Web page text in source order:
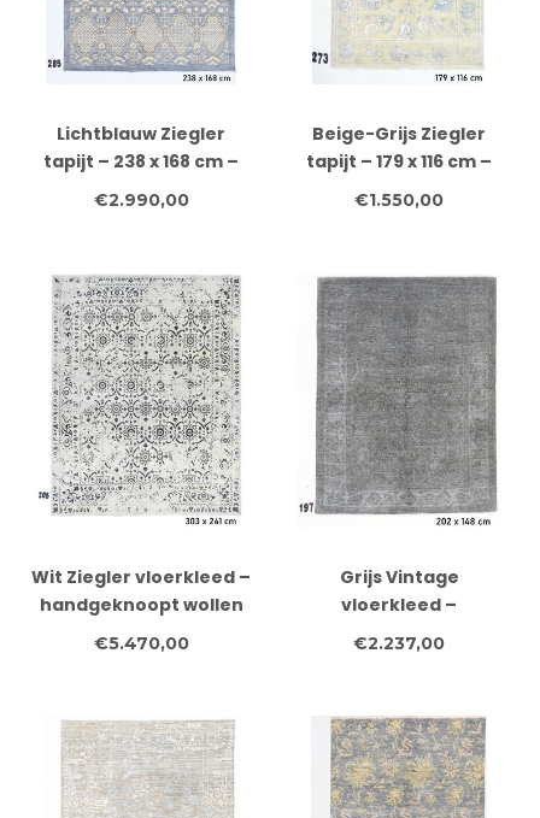
Lichtblauw Ziegler
tapijt – 238 x 168 cm –
Handgeknoopt wollen
vloerkleed
€2.990,00
Beige-Grijs Ziegler
tapijt – 179 x 116 cm –
Handgeknoopt wollen
kleed
€1.550,00
Wit Ziegler vloerkleed –
handgeknoopt wollen
tapijt – 303 x 241 cm
€5.470,00
Grijs Vintage
vloerkleed –
handgeknoopt wollen
€2.237,00